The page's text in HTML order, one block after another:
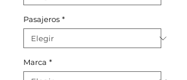
Pasajeros *
Marca *